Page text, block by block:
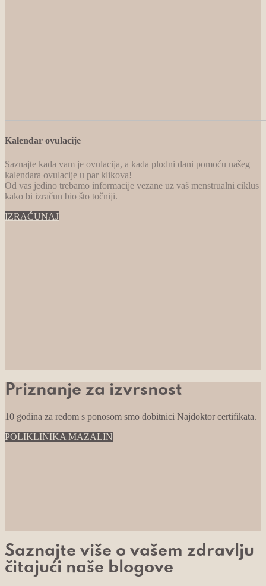
Kalendar ovulacije
Saznajte kada vam je ovulacija, a kada plodni dani pomoću našeg
kalendara ovulacije u par klikova!
Od vas jedino trebamo informacije vezane uz vaš menstrualni ciklus
kako bi izračun bio što točniji.
IZRAČUNAJ
Priznanje za izvrsnost
10 godina za redom s ponosom smo dobitnici Najdoktor certifikata.
POLIKLINIKA MAZALIN
Saznajte više o vašem zdravlju
čitajući naše blogove